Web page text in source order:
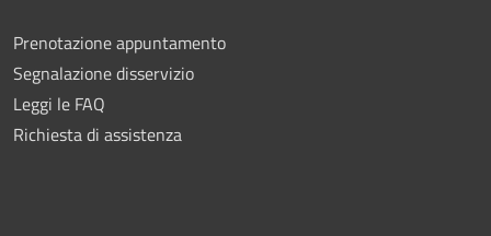
Prenotazione appuntamento
Segnalazione disservizio
Leggi le FAQ
Richiesta di assistenza